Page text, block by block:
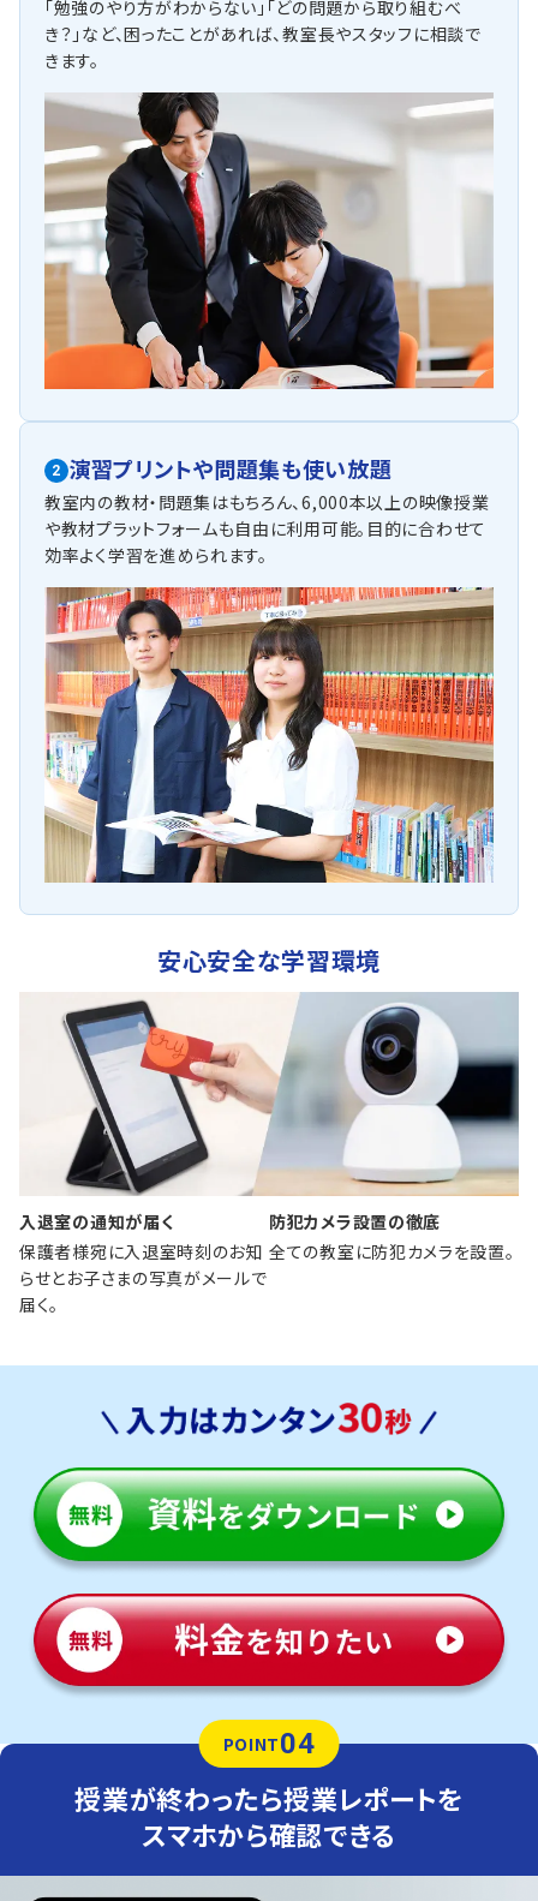
「勉強のやり方がわからない」「どの問題から取り組むべ
き？」など、困ったことがあれば、教室長やスタッフに相談で
きます。
2 演習プリントや問題集も使い放題
教室内の教材・問題集はもちろん、6,000本以上の映像授業
や教材プラットフォームも自由に利用可能。目的に合わせて
効率よく学習を進められます。
安心安全な学習環境
入退室の通知が届く
保護者様宛に入退室時刻のお知
らせとお子さまの写真がメールで
届く。
防犯カメラ設置の徹底
全ての教室に防犯カメラを設置。
POINT04
授業が終わったら授業レポートを
スマホから確認できる